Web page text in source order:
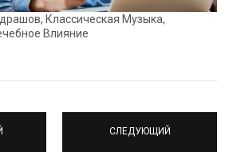
Классическая Музыка,
Влияние
СЛЕДУЮЩИЙ